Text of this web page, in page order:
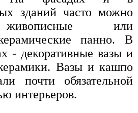
зданий часто можно
живописные или
панно. В
- декоративные вазы и
Вазы и кашпо
почти обязательной
интерьеров.